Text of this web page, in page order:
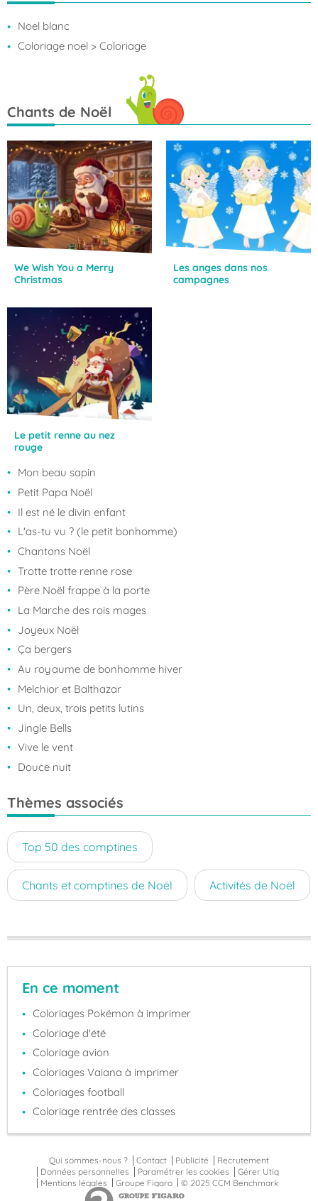
Noel blanc
Coloriage noel > Coloriage
Chants de Noël
We Wish You a Merry
Christmas
Les anges dans nos
campagnes
Le petit renne au nez
rouge
Mon beau sapin
Petit Papa Noël
Il est né le divin enfant
L'as-tu vu ? (le petit bonhomme)
Chantons Noël
Trotte trotte renne rose
Père Noël frappe à la porte
La Marche des rois mages
Joyeux Noël
Ça bergers
Au royaume de bonhomme hiver
Melchior et Balthazar
Un, deux, trois petits lutins
Jingle Bells
Vive le vent
Douce nuit
Thèmes associés
Top 50 des comptines
Chants et comptines de Noël Activités de Noël
En ce moment
Coloriages Pokémon à imprimer
Coloriage d'été
Coloriage avion
Coloriages Vaiana à imprimer
Coloriages football
Coloriage rentrée des classes
Qui sommes-nous ? Contact Publicité
Recrutement
Données personnelles
Paramétrer les cookies
Gérer Utiq
Mentions légales
Groupe Figaro © 2025 CCM Benchmark